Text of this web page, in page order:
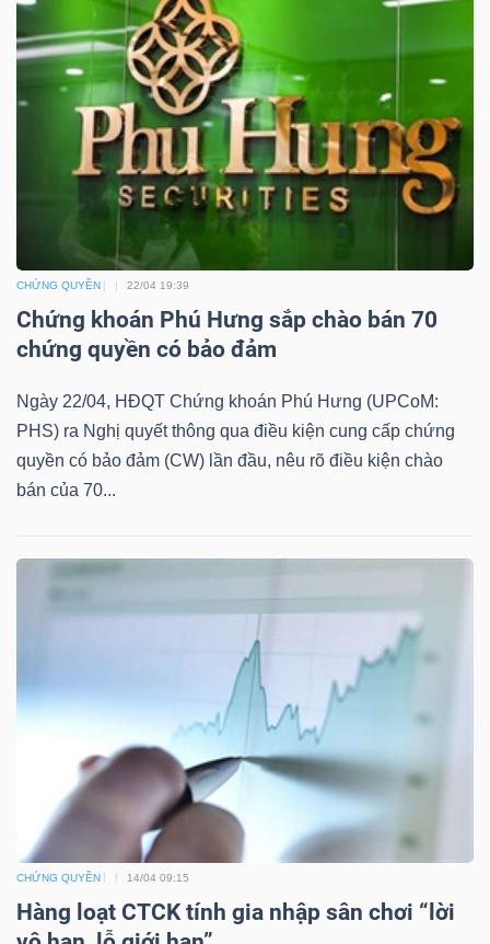
CHỨNG QUYỀN 22/04 19:39
Chứng khoán Phú Hưng sắp chào bán 70
chứng quyền có bảo đảm
Ngày 22/04, HĐQT Chứng khoán Phú Hưng (UPCoM:
PHS) ra Nghị quyết thông qua điều kiện cung cấp chứng
quyền có bảo đảm (CW) lần đầu, nêu rõ điều kiện chào
bán của 70...
CHỨNG QUYỀN 14/04 09:15
Hàng loạt CTCK tính gia nhập sân chơi “lời
DÙNG
SÓC
SỨC
KHỎE
CÔNG
NGHỆ
THÔNG